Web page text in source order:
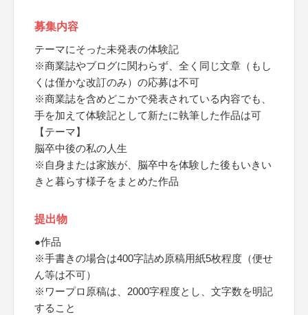
募集内容
テーマにそった未発表の体験記
※商業誌やブログに関わらず、全く同じ文章（もし
くは僅かな改訂のみ）の応募は不可
※商業誌を含めどこかで発表されている内容でも、
手を加えて体験記として新たに執筆した作品は可
【テーマ】
脳卒中後の私の人生
※自身または家族が、脳卒中を体験した後もいきい
きと暮らす様子をまとめた作品
提出物
●作品
※手書きの場合は400字詰め原稿用紙5枚程度（便せ
ん等は不可）
※ワープロ原稿は、2000字程度とし、文字数を明記
すること